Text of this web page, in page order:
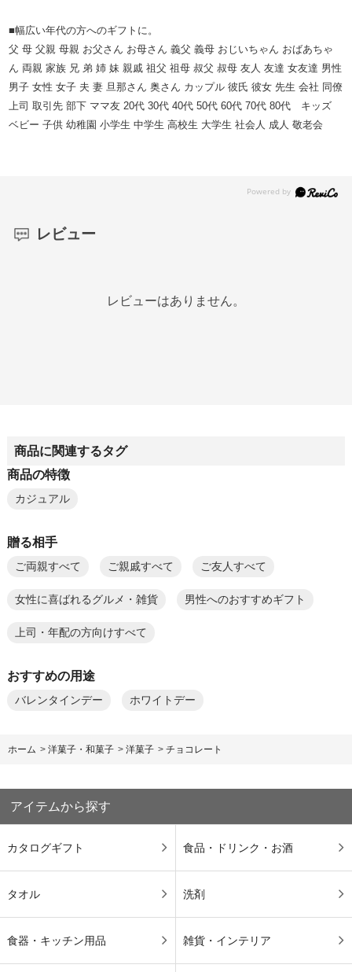
■幅広い年代の方へのギフトに。
父 母 父親 母親 お父さん お母さん 義父 義母 おじいちゃん おばあちゃ
ん 両親 家族 兄 弟 姉 妹 親戚 祖父 祖母 叔父 叔母 友人 友達 女友達 男性
男子 女性 女子 夫 妻 旦那さん 奥さん カップル 彼氏 彼女 先生 会社 同僚
上司 取引先 部下 ママ友 20代 30代 40代 50代 60代 70代 80代 キッズ
ベビー 子供 幼稚園 小学生 中学生 高校生 大学生 社会人 成人 敬老会
レビュー
レビューはありません。
商品に関連するタグ
商品の特徴
カジュアル
贈る相手
ご両親すべて ご親戚すべて ご友人すべて
女性に喜ばれるグルメ・雑貨 男性へのおすすめギフト
上司・年配の方向けすべて
おすすめの用途
バレンタインデー ホワイトデー
ホーム > 洋菓子・和菓子 > 洋菓子 > チョコレート
アイテムから探す
カタログギフト 食品・ドリンク・お酒
タオル 洗剤
食器・キッチン用品 雑貨・インテリア